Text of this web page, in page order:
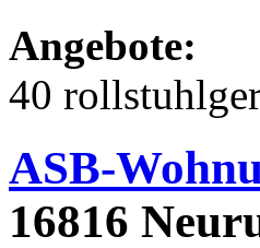
Angebote:
40
ASB-
16816